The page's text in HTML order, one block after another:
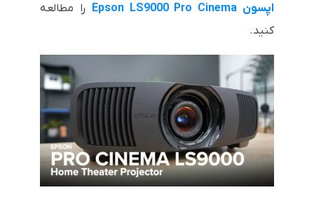
اپسون Epson LS9000 Pro Cinema
را مطالعه
کنید.